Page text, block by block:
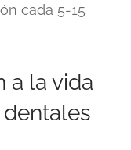
cada 5-15
a la vida